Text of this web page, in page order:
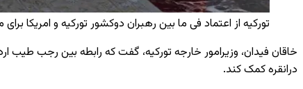
تورکیه از اعتماد فی ما بین رهبران دوکشور تورکیه و امریکا
خاقان فیدان، وزیرامور خارجه تورکیه، گفت که رابطه بین رجب
درانقره کمک کند.